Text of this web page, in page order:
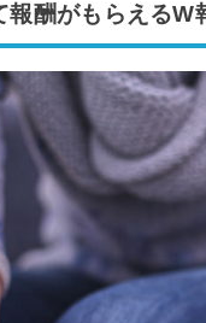
酬がもらえるW